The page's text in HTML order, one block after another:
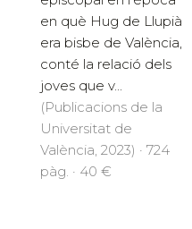
en què Hug de Llupià
era bisbe de València,
conté la relació dels
joves que v...
(Publicacions de la
Universitat de
València, 2023) · 724
pàg. · 40 €